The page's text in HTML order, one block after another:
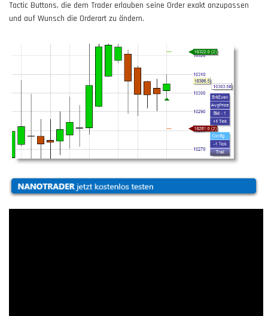
Tactic Buttons, die dem Trader erlauben seine Order exakt anzupassen
und auf Wunsch die Orderart zu ändern.